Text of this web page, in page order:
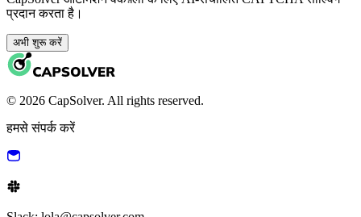
प्रदान करता है।
अभी शुरू करें
© 2026 CapSolver. All rights reserved.
हमसे संपर्क करें